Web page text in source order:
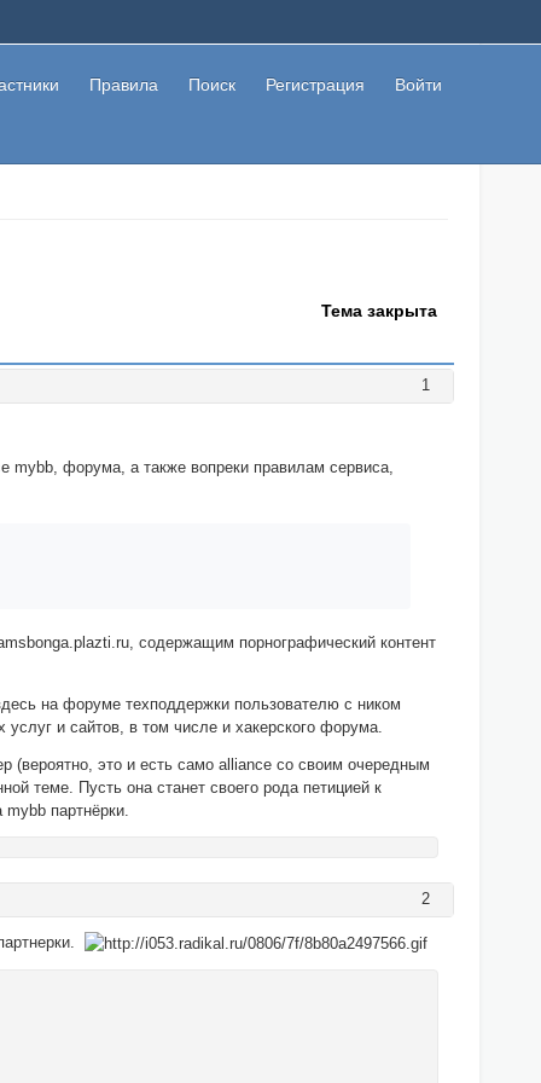
Правила Поиск Регистрация Войти
Тема закрыта
1
mybb, форума, а также вопреки правилам сервиса,
содержащим порнографический контент
на форуме техподдержки пользователю с ником
и сайтов, в том числе и хакерского форума.
(вероятно, это и есть само alliance со своим очередным
теме. Пусть она станет своего рода петицией к
партнёрки.
2